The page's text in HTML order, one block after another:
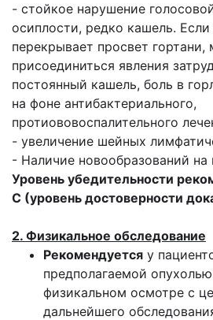
- стойкое нарушение
осиплости, редко кашель. Если
перекрывает просвет гортани,
присоединиться явления
постоянный кашель, боль в
на фоне антибактериального,
протиововоспалительного
- увеличение шейных
- Наличие новообразований на
Уровень убедительности
C (уровень достоверности
2. Физикальное обследование
Рекомендуется у
предполагаемой
физикальном осмотре с
дальнейшего